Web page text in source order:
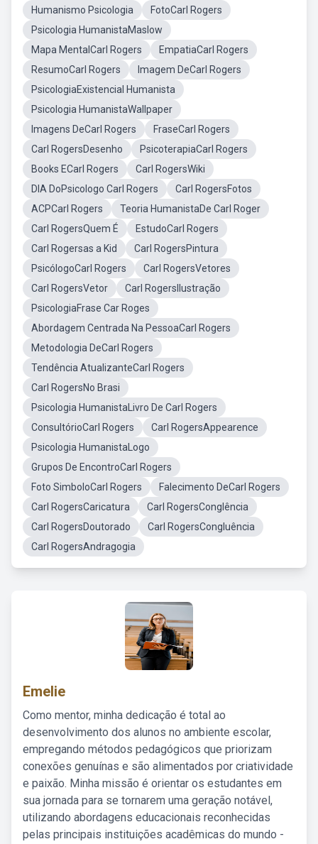
Humanismo Psicologia
FotoCarl Rogers
Psicologia HumanistaMaslow
Mapa MentalCarl Rogers
EmpatiaCarl Rogers
ResumoCarl Rogers
Imagem DeCarl Rogers
PsicologiaExistencial Humanista
Psicologia HumanistaWallpaper
Imagens DeCarl Rogers
FraseCarl Rogers
Carl RogersDesenho
PsicoterapiaCarl Rogers
Books ECarl Rogers
Carl RogersWiki
DIA DoPsicologo Carl Rogers
Carl RogersFotos
ACPCarl Rogers
Teoria HumanistaDe Carl Roger
Carl RogersQuem É
EstudoCarl Rogers
Carl Rogersas a Kid
Carl RogersPintura
PsicólogoCarl Rogers
Carl RogersVetores
Carl RogersVetor
Carl RogersIlustração
PsicologiaFrase Car Roges
Abordagem Centrada Na PessoaCarl Rogers
Metodologia DeCarl Rogers
Tendência AtualizanteCarl Rogers
Carl RogersNo Brasi
Psicologia HumanistaLivro De Carl Rogers
ConsultórioCarl Rogers
Carl RogersAppearence
Psicologia HumanistaLogo
Grupos De EncontroCarl Rogers
Foto SimboloCarl Rogers
Falecimento DeCarl Rogers
Carl RogersCaricatura
Carl RogersConglência
Carl RogersDoutorado
Carl RogersCongluência
Carl RogersAndragogia
Emelie
Como mentor, minha dedicação é total ao
desenvolvimento dos alunos no ambiente escolar,
empregando métodos pedagógicos que priorizam
conexões genuínas e são alimentados por criatividade
e paixão. Minha missão é orientar os estudantes em
sua jornada para se tornarem uma geração notável,
utilizando abordagens educacionais reconhecidas
pelas principais instituições acadêmicas do mundo -